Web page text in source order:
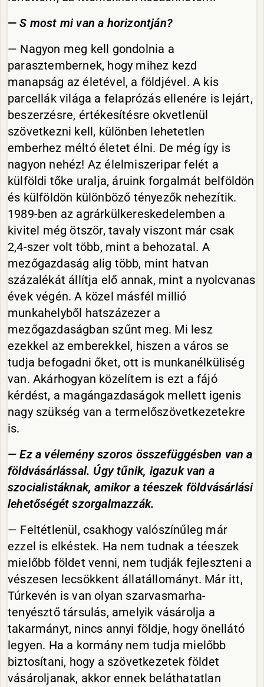
—S most mi van a horizontján?
— Nagyon meg kell gondolnia a
parasztembernek, hogy mihez kezd
manapság az életével, a földjével. A kis
parcellák világa a felaprózás ellenére is lejárt,
beszerzésre, értékesítésre okvetlenül
szövetkezni kell, különben lehetetlen
emberhez méltó életet élni. De még így is
nagyon nehéz! Az élelmiszeripar felét a
külföldi tőke uralja, áruink forgalmát belföldön
és külföldön különböző tényezők nehezítik.
1989-ben az agrárkülkereskedelemben a
kivitel még ötször, tavaly viszont már csak
2,4-szer volt több, mint a behozatal. A
mezőgazdaság alig több, mint hatvan
százalékát állítja elő annak, mint a nyolcvanas
évek végén. A közel másfél millió
munkahelyből hatszázezer a
mezőgazdaságban szűnt meg. Mi lesz
ezekkel az emberekkel, hiszen a város se
tudja befogadni őket, ott is munkanélküliség
van. Akárhogyan közelítem is ezt a fájó
kérdést, a magángazdaságok mellett igenis
nagy szükség van a termelőszövetkezetekre
is.
— Ez a vélemény szoros összefüggésben van a
földvásárlással. Úgy tűnik, igazuk van a
szocialistáknak, amikor a téeszek földvásárlási
lehetőségét szorgalmazzák.
— Feltétlenül, csakhogy valószínűleg már
ezzel is elkéstek. Ha nem tudnak a téeszek
mielőbb földet venni, nem tudják fejleszteni a
vészesen lecsökkent állatállományt. Már itt,
Túrkevén is van olyan szarvasmarha-
tenyésztő társulás, amelyik vásárolja a
takarmányt, nincs annyi földje, hogy önellátó
legyen. Ha a kormány nem tudja mielőbb
biztosítani, hogy a szövetkezetek földet
vásároljanak, akkor ennek beláthatatlan